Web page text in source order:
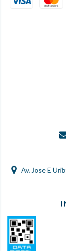
Av. Jose E